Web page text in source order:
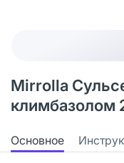
Mirrolla
климбазолом
Основное